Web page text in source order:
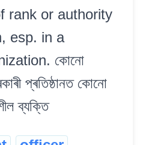
rank or authority
esp. in a
কোনো
প্ৰতিষ্ঠানত কোনো
ব্যক্তি